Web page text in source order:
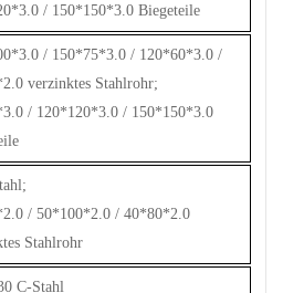
/ 150*150*3.0 Biegeteile
/ 150*75*3.0 / 120*60*3.0 /
verzinktes Stahlrohr;
/ 120*120*3.0 / 150*150*3.0
/ 50*100*2.0 / 40*80*2.0
Stahlrohr
C-Stahl